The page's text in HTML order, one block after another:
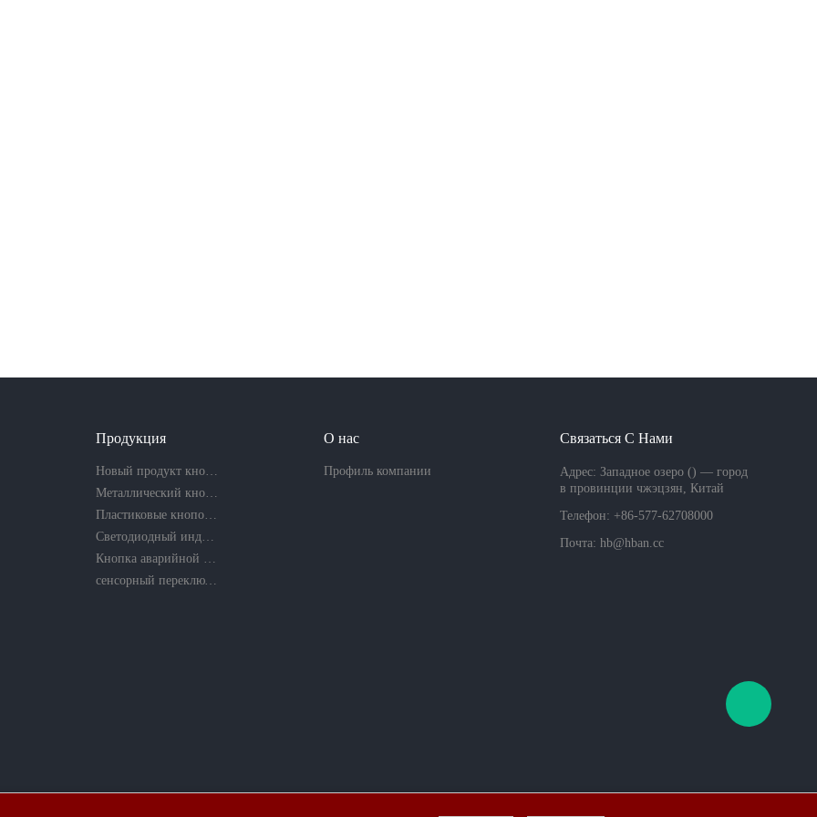
Продукция
сенсорный переключатель и пьезо-кнопка
О нас
Профиль компании
Связаться С Нами
Адрес: Западное озеро () — город
в провинции чжэцзян, Китай
Телефон: +86-577-62708000
Почта: hb@hban.cc